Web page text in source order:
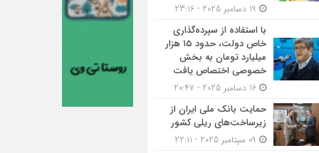
با استفاده از سپرده‌گذاری
خاص دولت، حدود ۱۵ هزار
میلیارد تومان به بخش
خصوصی اختصاص یافت
حمایت بانک ملی ایران از
زیرساخت‌های ریلی کشور